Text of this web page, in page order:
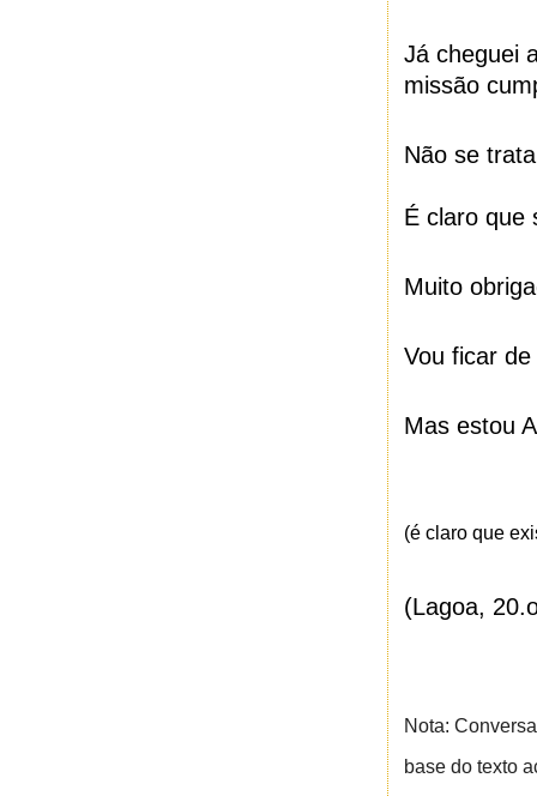
Já cheguei
missão
Não se
É claro que
Muito
Vou ficar
Mas estou
(é claro que
(Lagoa,
Nota:
base do texto